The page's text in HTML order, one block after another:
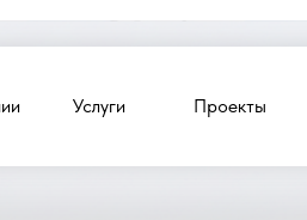
Проекты
Услуги